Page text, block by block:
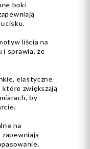
boki
liścia na
i sprawia, że
elastyczne
które zwiększają
by
na